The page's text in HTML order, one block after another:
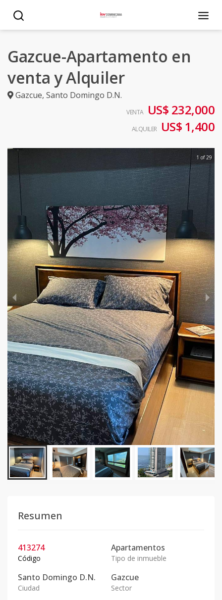
Gazcue-Apartamento en
venta y Alquiler
Gazcue, Santo Domingo D.N.
VENTA US$ 232,000
ALQUILER US$ 1,400
1 of 29
Resumen
413274
Código
Apartamentos
Tipo de inmueble
Santo Domingo D.N.
Ciudad
Gazcue
Sector